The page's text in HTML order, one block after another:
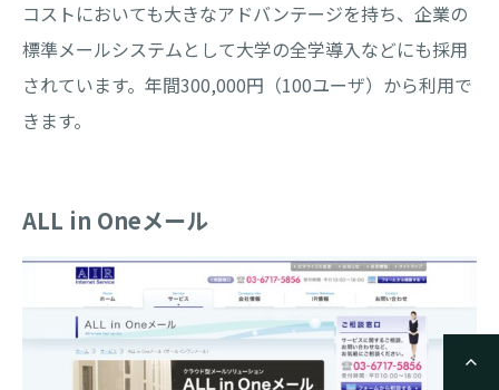
コストにおいても大きなアドバンテージを持ち、企業の
標準メールシステムとして大学の全学導入などにも採用
されています。年間300,000円（100ユーザ）から利用で
きます。
ALL in Oneメール